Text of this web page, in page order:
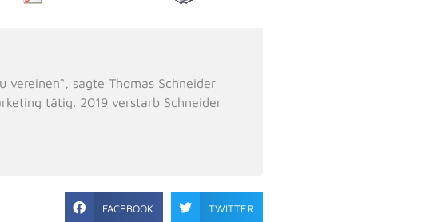
sagte Thomas Schneider
tätig. 2019 verstarb Schneider
FACEBOOK TWITTER